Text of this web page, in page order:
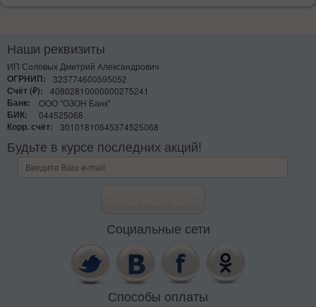
Наши реквизиты
ИП Соловых Дмитрий Александрович
ОГРНИП:
323774600595052
Счёт (₽):
40802810000000275241
Банк:
ООО "ОЗОН Банк"
БИК:
044525068
Корр. счёт:
30101810645374525068
Будьте в курсе последних акций!
Социальные сети
Способы оплаты